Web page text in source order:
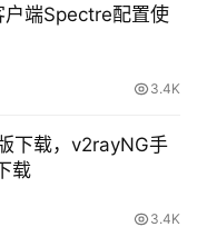
户端Spectre配置使
3.4K
下载，v2rayNG手
载
3.4K